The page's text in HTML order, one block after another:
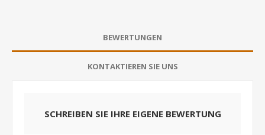
BEWERTUNGEN
KONTAKTIEREN SIE UNS
SCHREIBEN SIE IHRE EIGENE BEWERTUNG